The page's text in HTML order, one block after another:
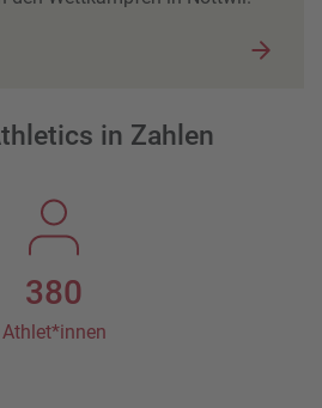
in Zahlen
380
Athlet*innen